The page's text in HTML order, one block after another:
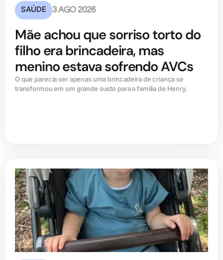
SAÚDE 3 AGO 2026
Mãe achou que sorriso torto do
filho era brincadeira, mas
menino estava sofrendo AVCs
O que parecia ser apenas uma brincadeira de criança se
transformou em um grande susto para a família de Henry,